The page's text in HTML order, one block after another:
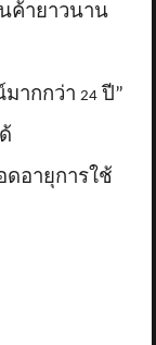
ค้ายาวนาน
มากกว่า24 ปี”
ดอายุการใช้